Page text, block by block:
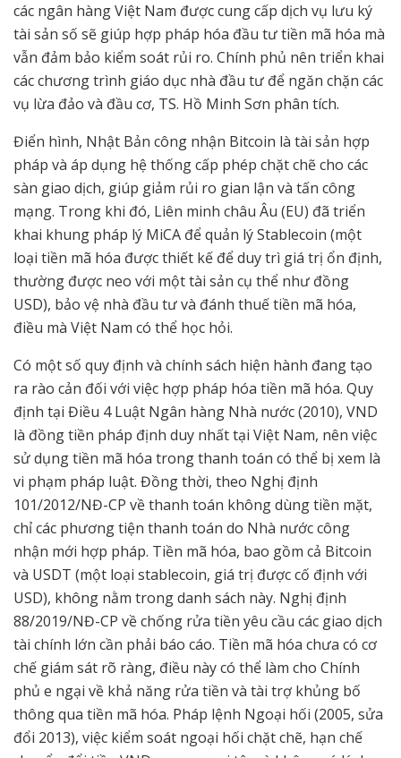
các ngân hàng Việt Nam được cung cấp dịch vụ lưu ký
tài sản số sẽ giúp hợp pháp hóa đầu tư tiền mã hóa mà
vẫn đảm bảo kiểm soát rủi ro. Chính phủ nên triển khai
các chương trình giáo dục nhà đầu tư để ngăn chặn các
vụ lừa đảo và đầu cơ, TS. Hồ Minh Sơn phân tích.
Điển hình, Nhật Bản công nhận Bitcoin là tài sản hợp
pháp và áp dụng hệ thống cấp phép chặt chẽ cho các
sàn giao dịch, giúp giảm rủi ro gian lận và tấn công
mạng. Trong khi đó, Liên minh châu Âu (EU) đã triển
khai khung pháp lý MiCA để quản lý Stablecoin (một
loại tiền mã hóa được thiết kế để duy trì giá trị ổn định,
thường được neo với một tài sản cụ thể như đồng
USD), bảo vệ nhà đầu tư và đánh thuế tiền mã hóa,
điều mà Việt Nam có thể học hỏi.
Có một số quy định và chính sách hiện hành đang tạo
ra rào cản đối với việc hợp pháp hóa tiền mã hóa. Quy
định tại Điều 4 Luật Ngân hàng Nhà nước (2010), VND
là đồng tiền pháp định duy nhất tại Việt Nam, nên việc
sử dụng tiền mã hóa trong thanh toán có thể bị xem là
vi phạm pháp luật. Đồng thời, theo Nghị định
101/2012/NĐ-CP về thanh toán không dùng tiền mặt,
chỉ các phương tiện thanh toán do Nhà nước công
nhận mới hợp pháp. Tiền mã hóa, bao gồm cả Bitcoin
và USDT (một loại stablecoin, giá trị được cố định với
USD), không nằm trong danh sách này. Nghị định
88/2019/NĐ-CP về chống rửa tiền yêu cầu các giao dịch
tài chính lớn cần phải báo cáo. Tiền mã hóa chưa có cơ
chế giám sát rõ ràng, điều này có thể làm cho Chính
phủ e ngại về khả năng rửa tiền và tài trợ khủng bố
thông qua tiền mã hóa. Pháp lệnh Ngoại hối (2005, sửa
đổi 2013), việc kiểm soát ngoại hối chặt chẽ, hạn chế